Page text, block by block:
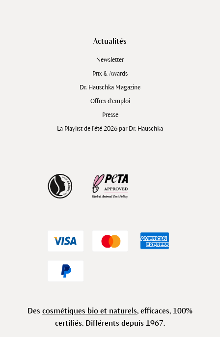
Actualités
Newsletter
Prix & Awards
Dr. Hauschka Magazine
Offres d’emploi
Presse
La Playlist de l'été 2026 par Dr. Hauschka
Des cosmétiques bio et naturels, efficaces, 100%
certifiés. Différents depuis 1967.